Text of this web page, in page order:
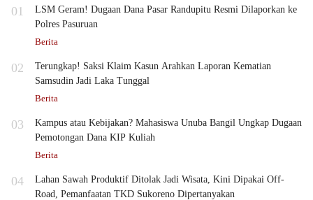
01
LSM Geram! Dugaan Dana Pasar Randupitu Resmi Dilaporkan ke
Polres Pasuruan
Berita
02
Terungkap! Saksi Klaim Kasun Arahkan Laporan Kematian
Samsudin Jadi Laka Tunggal
Berita
03
Kampus atau Kebijakan? Mahasiswa Unuba Bangil Ungkap Dugaan
Pemotongan Dana KIP Kuliah
Berita
04
Lahan Sawah Produktif Ditolak Jadi Wisata, Kini Dipakai Off-
Road, Pemanfaatan TKD Sukoreno Dipertanyakan